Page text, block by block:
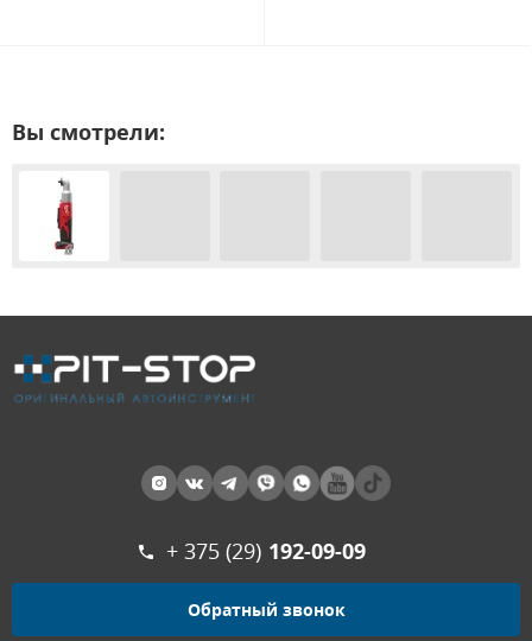
Вы смотрели:
+ 375 (29) 192-09-09
Обратный звонок